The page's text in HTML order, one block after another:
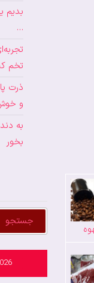
بدیم
…
تخم
ذرت
و
به
بخور
جستجو
برای: